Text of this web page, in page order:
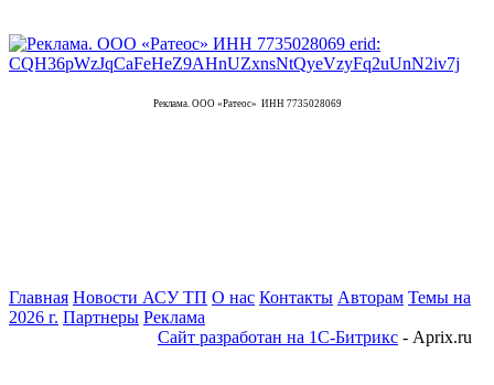
Реклама. ООО «Ратеос» ИНН 7735028069
Главная Новости АСУ ТП О нас Контакты Авторам Темы на
2026 г. Партнеры Реклама
Сайт разработан на 1С-Битрикс - Aprix.ru